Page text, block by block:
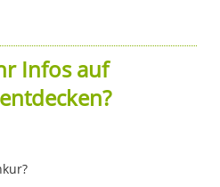
Infos auf